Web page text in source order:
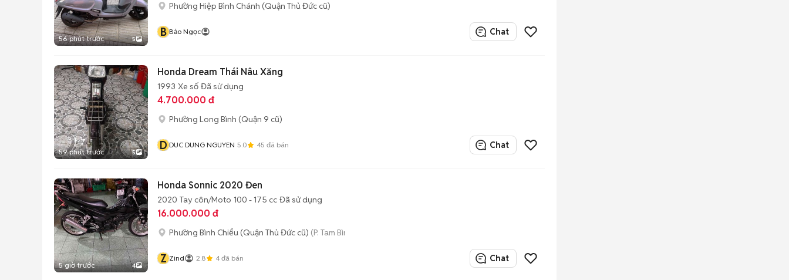
56 phút trước 5
Phường Hiệp Bình Chánh (Quận Thủ Đức cũ)
B Bảo Ngọc Chat
59 phút trước 5
Honda Dream Thái Nâu Xăng
1993 Xe số Đã sử dụng
4.700.000 đ
Phường Long Bình (Quận 9 cũ)
D DUC DUNG NGUYEN 5.0 45 đã bán Chat
5 giờ trước 4
Honda Sonnic 2020 Đen
2020 Tay côn/Moto 100 - 175 cc Đã sử dụng
16.000.000 đ
Phường Bình Chiểu (Quận Thủ Đức cũ) (P. Tam Bình mới)
Z Zind 2.8 4 đã bán Chat